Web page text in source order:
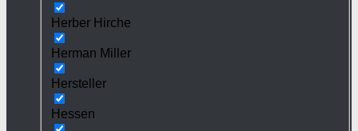
Herber Hirche
Herman Miller
Hersteller
Hessen